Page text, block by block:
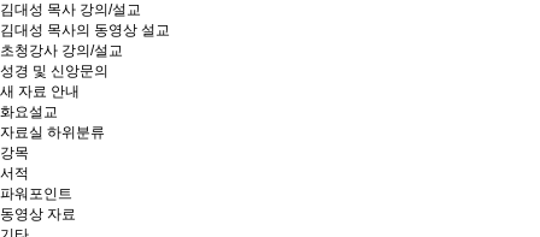
김대성 목사 강의/설교
김대성 목사의 동영상 설교
초청강사 강의/설교
성경 및 신앙문의
새 자료 안내
화요설교
자료실 하위분류
강목
서적
파워포인트
동영상 자료